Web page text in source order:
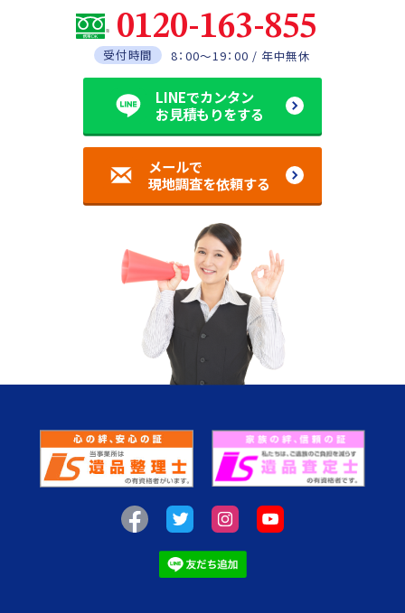
0120-163-855
受付時間 8：00～19：00 / 年中無休
LINEでカンタン
お見積もりをする
メールで
現地調査を依頼する